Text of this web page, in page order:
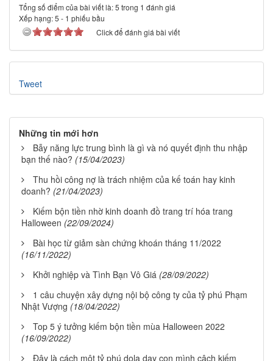
Tổng số điểm của bài viết là: 5 trong 1 đánh giá
Xếp hạng:5 - 1 phiếu bầu
Click để đánh giá bài viết
Tweet
Những tin mới hơn
Bẫy năng lực trung bình là gì và nó quyết định thu nhập
bạn thế nào? (15/04/2023)
Thu hồi công nợ là trách nhiệm của kế toán hay kinh
doanh? (21/04/2023)
Kiếm bộn tiền nhờ kinh doanh đồ trang trí hóa trang
Halloween (22/09/2024)
Bài học từ giảm sàn chứng khoán tháng 11/2022
(16/11/2022)
Khởi nghiệp và Tình Bạn Vô Giá (28/09/2022)
1 câu chuyện xây dựng nội bộ công ty của tỷ phú Phạm
Nhật Vượng (18/04/2022)
Top 5 ý tưởng kiếm bộn tiền mùa Halloween 2022
(16/09/2022)
Đây là cách một tỷ phú dola dạy con mình câch kiếm